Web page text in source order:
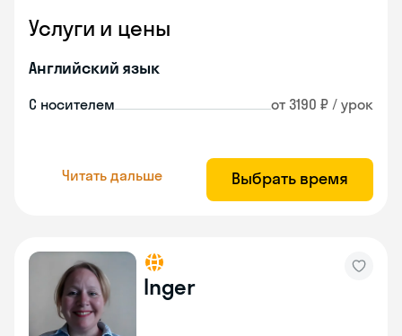
Услуги и цены
Английский язык
С носителем от 3190 ₽ / урок
Читать дальше Выбрать время
Inger